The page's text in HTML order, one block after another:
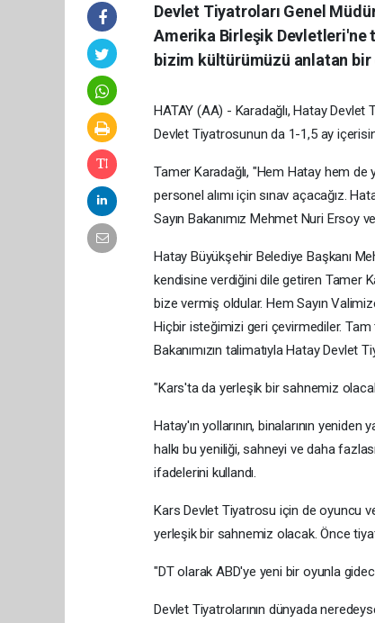
Devlet Tiyatroları Genel
Amerika Birleşik Devletleri'ne
bizim kültürümüzü anlatan
HATAY (AA) - Karadağlı, Hatay Devlet
Devlet Tiyatrosunun da 1-1,5 ay
Tamer Karadağlı, "Hem Hatay hem de
personel alımı için sınav açacağız.
Sayın Bakanımız Mehmet Nuri Ersoy
Hatay Büyükşehir Belediye Başkanı
kendisine verdiğini dile getiren Tamer
bize vermiş oldular. Hem Sayın
Hiçbir isteğimizi geri çevirmediler. Tam
Bakanımızın talimatıyla Hatay Devlet
"Kars'ta da yerleşik bir sahnemiz
Hatay'ın yollarının, binalarının
halkı bu yeniliği, sahneyi ve daha
ifadelerini kullandı.
Kars Devlet Tiyatrosu için de oyuncu
yerleşik bir sahnemiz olacak. Önce
"DT olarak ABD'ye yeni bir oyunla
Devlet Tiyatrolarının dünyada